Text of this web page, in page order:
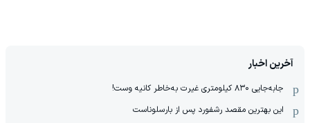
آخرین اخبار
جابه‌جایی ۸۳۰ کیلومتری غیرت به‌خاطر کانیه وست!
این بهترین مقصد رشفورد پس از بارسلوناست